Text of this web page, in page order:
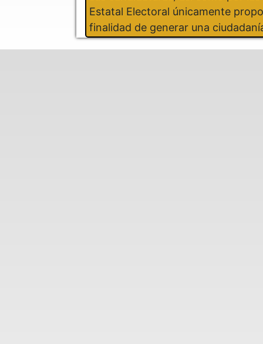
Estatal Electoral únicamente
finalidad de generar una